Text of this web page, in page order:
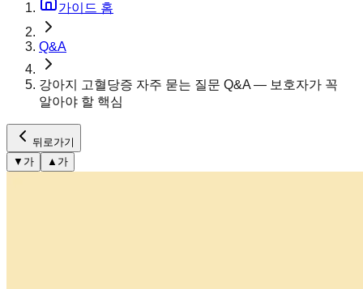
가이드 홈
Q&A
강아지 고혈당증 자주 묻는 질문 Q&A — 보호자가 꼭
알아야 할 핵심
뒤로가기
▼ 가 ▲ 가